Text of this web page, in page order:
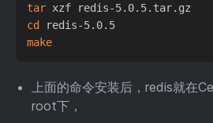
tar
cd
make
上面的命令安装后，redis就在
root下，